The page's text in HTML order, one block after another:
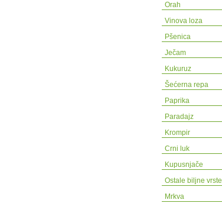
Orah
Vinova loza
Pšenica
Ječam
Kukuruz
Šećerna repa
Paprika
Paradajz
Krompir
Crni luk
Kupusnjače
Ostale biljne vrste
Mrkva